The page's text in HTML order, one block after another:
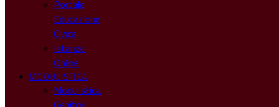
Portale
Educazione
Civica
Istanze
Online
MODULISTICA
Modulistica